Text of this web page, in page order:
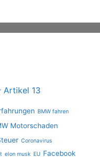
Artikel 13
BMW fahren
Motorschaden
Coronavirus
elon musk EU Facebook